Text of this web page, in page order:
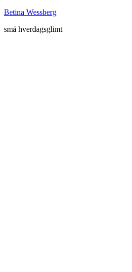
Betina Wessberg
små hverdagsglimt